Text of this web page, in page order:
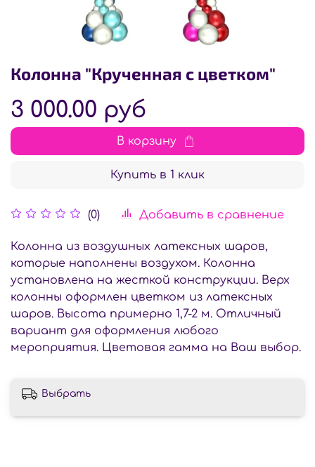
Колонна "Крученная с цветком"
(0) Добавить в сравнение
3 000.00 руб
В корзину
Купить в 1 клик
Колонна из воздушных латексных шаров,
которые наполнены воздухом. Колонна
установлена на жесткой конструкции. Верх
колонны оформлен цветком из латексных
шаров. Высота примерно 1,7-2 м. Отличный
вариант для оформления любого
мероприятия. Цветовая гамма на Ваш выбор.
Выбрать